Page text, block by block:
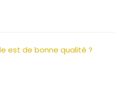
est de bonne qualité ?